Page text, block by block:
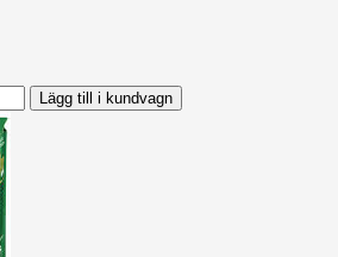
Lägg till i kundvagn